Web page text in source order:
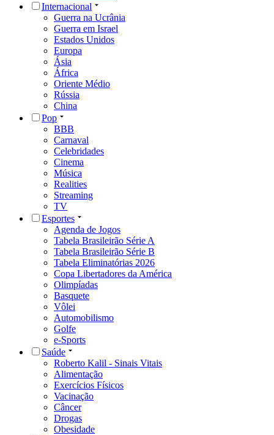
Internacional
Guerra na Ucrânia
Guerra em Israel
Estados Unidos
Europa
Ásia
África
Oriente Médio
Rússia
China
Pop
BBB
Carnaval
Celebridades
Cinema
Música
Realities
Streaming
TV
Esportes
Agenda de Jogos
Tabela Brasileirão Série A
Tabela Brasileirão Série B
Tabela Eliminatórias 2026
Copa Libertadores da América
Olimpíadas
Basquete
Vôlei
Automobilismo
Golfe
e-Sports
Saúde
Roberto Kalil - Sinais Vitais
Alimentação
Exercícios Físicos
Vacinação
Câncer
Drogas
Obesidade